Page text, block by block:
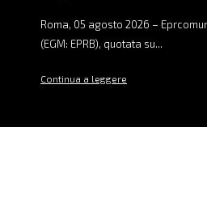
Roma, 05 agosto 2026 –
(EGM: EPRB), quotata su...
Continua a leggere